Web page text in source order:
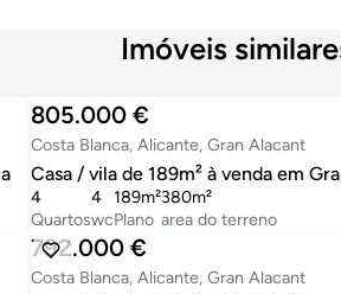
Imóveis
805.000 €
Costa Blanca, Alicante, Gran Alacant
Casa / vila de 189m² à venda em
Quartos
4
wc
4
Plano
189m²
area do terreno
380m²
792.000 €
Costa Blanca, Alicante, Gran Alacant